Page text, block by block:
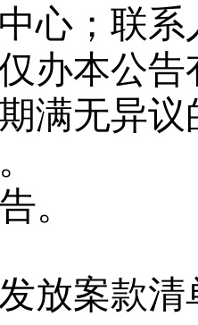
心；联
办本公
满无异
。
发放案款